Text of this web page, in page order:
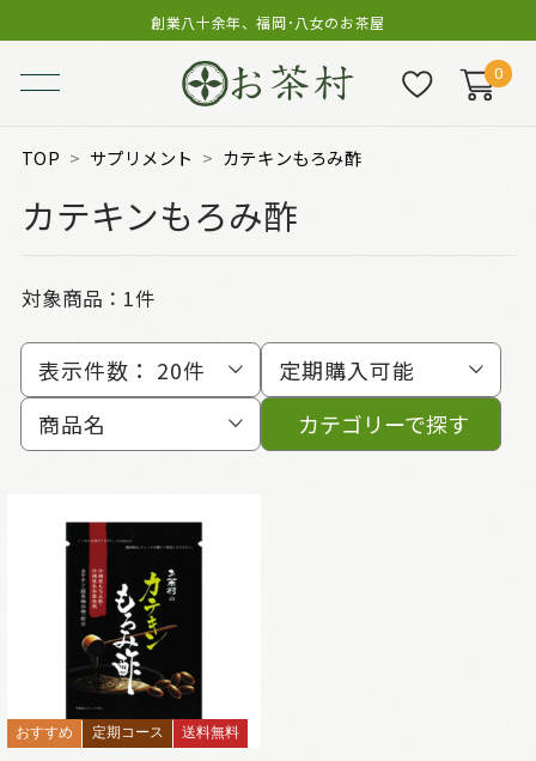
創業八十余年、福岡･八女のお茶屋
0
TOP サプリメント カテキンもろみ酢
カテキンもろみ酢
対象商品： 1件
表示件数： 20件
定期購入可能
商品名
カテゴリーで探す
おすすめ 定期コース 送料無料